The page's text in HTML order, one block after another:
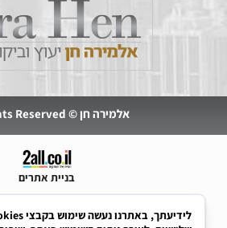
אלמירה חן © All Rights Reserved
בניית אתרים